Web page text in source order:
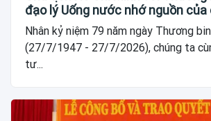
đạo lý Uống nước nhớ nguồn
Nhân kỷ niệm 79 năm ngày Thương
(27/7/1947 - 27/7/2026), chúng ta
tư...